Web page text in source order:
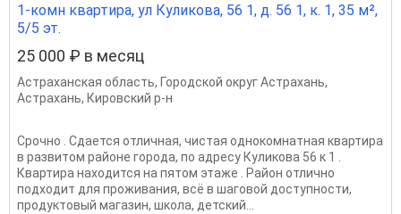
1-комн квартира, ул Куликова, 56 1, д. 56 1, к. 1, 35 м²,
5/5 эт.
25 000 ₽ в месяц
Астраханская область, Городской округ Астрахань,
Астрахань, Кировский р-н
Срочно . Сдается отличная, чистая однокомнатная квартира
в развитом районе города, по адресу Куликова 56 к 1 .
Квартира находится на пятом этаже . Район отлично
подходит для проживания, всё в шаговой доступности,
продуктовый магазин, школа, детский...